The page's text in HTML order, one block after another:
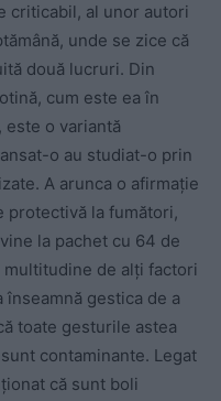
criticabil, al unor autori
unde se zice că
două lucruri. Din
cum este ea în
este o variantă
o au studiat-o prin
A arunca o afirmație
protectivă la fumători,
la pachet cu 64 de
de alți factori
gestica de a
toate gesturile astea
contaminante. Legat
că sunt boli